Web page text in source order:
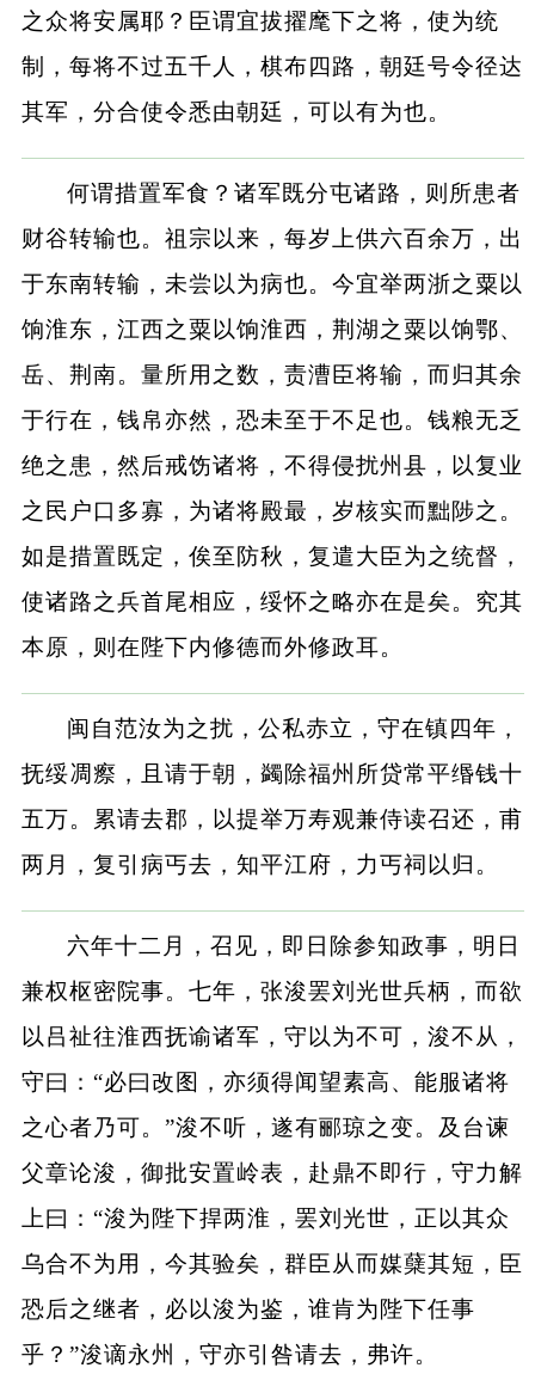
之众将安属耶？臣谓宜拔擢麾下之将，使为统
制，每将不过五千人，棋布四路，朝廷号令径达
其军，分合使令悉由朝廷，可以有为也。
何谓措置军食？诸军既分屯诸路，则所患者
财谷转输也。祖宗以来，每岁上供六百余万，出
于东南转输，未尝以为病也。今宜举两浙之粟以
饷淮东，江西之粟以饷淮西，荆湖之粟以饷鄂、
岳、荆南。量所用之数，责漕臣将输，而归其余
于行在，钱帛亦然，恐未至于不足也。钱粮无乏
绝之患，然后戒饬诸将，不得侵扰州县，以复业
之民户口多寡，为诸将殿最，岁核实而黜陟之。
如是措置既定，俟至防秋，复遣大臣为之统督，
使诸路之兵首尾相应，绥怀之略亦在是矣。究其
本原，则在陛下内修德而外修政耳。
闽自范汝为之扰，公私赤立，守在镇四年，
抚绥凋瘵，且请于朝，蠲除福州所贷常平缗钱十
五万。累请去郡，以提举万寿观兼侍读召还，甫
两月，复引病丐去，知平江府，力丐祠以归。
六年十二月，召见，即日除参知政事，明日
兼权枢密院事。七年，张浚罢刘光世兵柄，而欲
以吕祉往淮西抚谕诸军，守以为不可，浚不从，
守曰：“必曰改图，亦须得闻望素高、能服诸将
之心者乃可。”浚不听，遂有郦琼之变。及台谏
父章论浚，御批安置岭表，赴鼎不即行，守力解
上曰：“浚为陛下捍两淮，罢刘光世，正以其众
乌合不为用，今其验矣，群臣从而媒蘖其短，臣
恐后之继者，必以浚为鉴，谁肯为陛下任事
乎？”浚谪永州，守亦引咎请去，弗许。